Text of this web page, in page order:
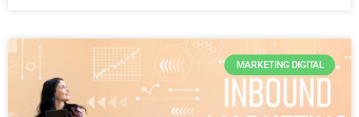
MARKETING DIGITAL